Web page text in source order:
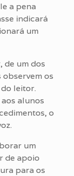
a pena
indicará
um
de um dos
os
leitor.
alunos
o
um
de apoio
para os